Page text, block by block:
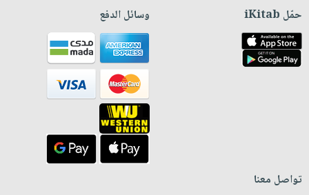
حمّل iKitab وسائل الدفع
تواصل معنا